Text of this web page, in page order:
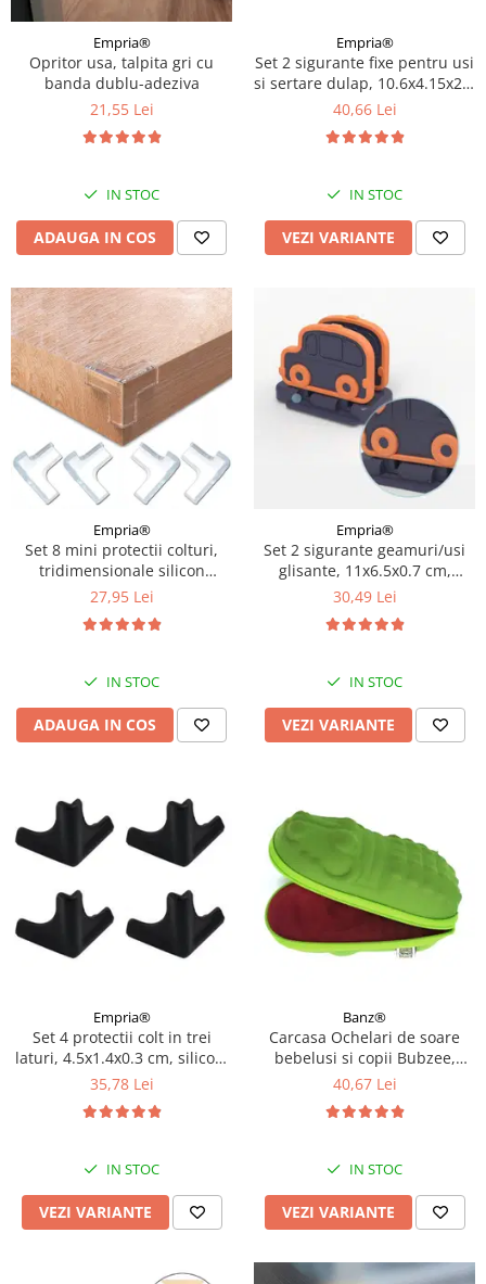
Empria®
Opritor usa, talpita gri cu
banda dublu-adeziva
21,55 Lei
IN STOC
ADAUGA IN COS
Empria®
Set 2 sigurante fixe pentru usi
si sertare dulap, 10.6x4.15x2.2
cm, Diverse culori
40,66 Lei
IN STOC
VEZI VARIANTE
Empria®
Set 8 mini protectii colturi,
tridimensionale silicon
transparent, 2.4x0.8x0.3 cm
27,95 Lei
IN STOC
ADAUGA IN COS
Empria®
Set 2 sigurante geamuri/usi
glisante, 11x6.5x0.7 cm,
Diverse culori
30,49 Lei
IN STOC
VEZI VARIANTE
Empria®
Set 4 protectii colt in trei
laturi, 4.5x1.4x0.3 cm, silicon,
Diverse culori
35,78 Lei
IN STOC
VEZI VARIANTE
Banz®
Carcasa Ochelari de soare
bebelusi si copii Bubzee,
Diverse culori
40,67 Lei
IN STOC
VEZI VARIANTE